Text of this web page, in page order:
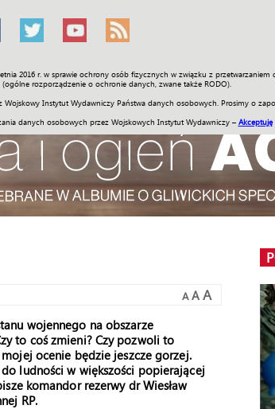
2016 r. w sprawie ochrony osób fizycznych w związku z
rozporządzenie o ochronie danych, zwane także RODO).
Instytut Wydawniczy Państwa danych osobowych. Prosimy o
danych osobowych przez Wojskowych Instytut Wydawniczy – Akceptuję
Historia Galerie Wideo ENGLISH
A A A
wojennego na obszarze
to coś zmieni? Czy pozwoli to
ocenie będzie jeszcze gorzej.
ludności w większości popierającej
komandor rezerwy dr Wiesław
RP.